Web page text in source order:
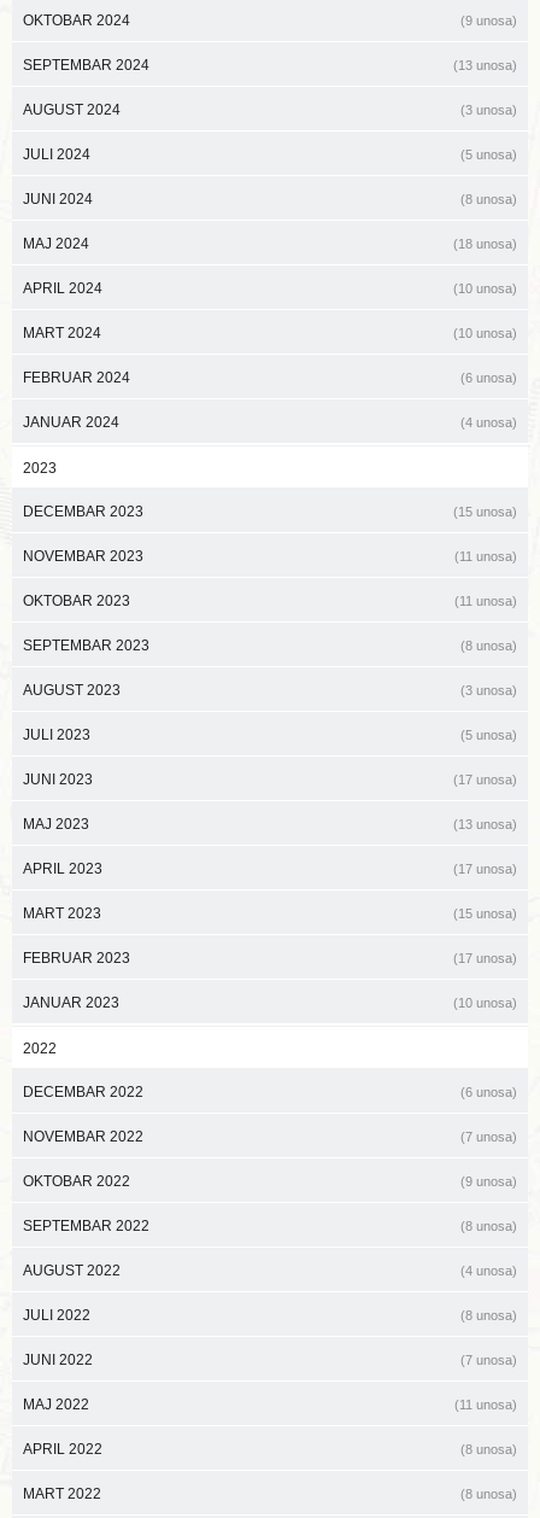
OKTOBAR 2024 (9 unosa)
SEPTEMBAR 2024 (13 unosa)
AUGUST 2024 (3 unosa)
JULI 2024 (5 unosa)
JUNI 2024 (8 unosa)
MAJ 2024 (18 unosa)
APRIL 2024 (10 unosa)
MART 2024 (10 unosa)
FEBRUAR 2024 (6 unosa)
JANUAR 2024 (4 unosa)
2023
DECEMBAR 2023 (15 unosa)
NOVEMBAR 2023 (11 unosa)
OKTOBAR 2023 (11 unosa)
SEPTEMBAR 2023 (8 unosa)
AUGUST 2023 (3 unosa)
JULI 2023 (5 unosa)
JUNI 2023 (17 unosa)
MAJ 2023 (13 unosa)
APRIL 2023 (17 unosa)
MART 2023 (15 unosa)
FEBRUAR 2023 (17 unosa)
JANUAR 2023 (10 unosa)
2022
DECEMBAR 2022 (6 unosa)
NOVEMBAR 2022 (7 unosa)
OKTOBAR 2022 (9 unosa)
SEPTEMBAR 2022 (8 unosa)
AUGUST 2022 (4 unosa)
JULI 2022 (8 unosa)
JUNI 2022 (7 unosa)
MAJ 2022 (11 unosa)
APRIL 2022 (8 unosa)
MART 2022 (8 unosa)